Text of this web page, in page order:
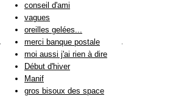
conseil d'ami
vagues
oreilles gelées...
merci banque postale
moi aussi j'ai rien à dire
Début d'hiver
Manif
gros bisoux des space